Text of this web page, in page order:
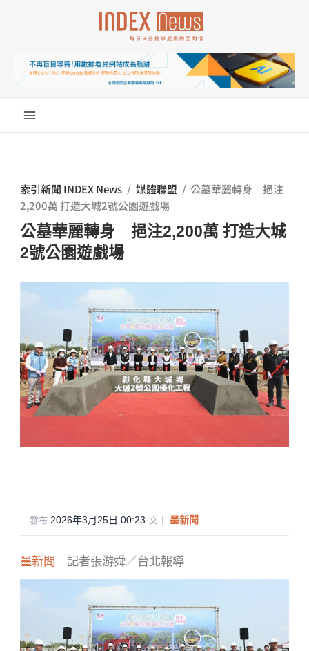
索引新聞 INDEX News / 媒體聯盟 / 公墓華麗轉身 挹注
2,200萬 打造大城2號公園遊戲場
公墓華麗轉身 挹注2,200萬 打造大城
2號公園遊戲場
發布 2026年3月25日 00:23·文｜ 墨新聞
墨新聞 ｜記者張游舜／台北報導